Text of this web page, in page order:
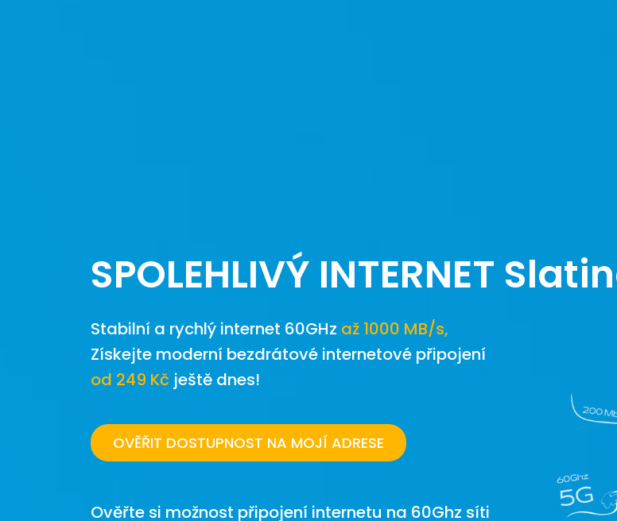
SPOLEHLIVÝ INTERNET
Stabilní a rychlý internet 60GHz až 1000 MB/s,
Získejte moderní bezdrátové internetové připojení
od 249 Kč ještě dnes!
OVĚŘIT DOSTUPNOST NA MOJÍ ADRESE
Ověřte si možnost připojení internetu na 60Ghz síti